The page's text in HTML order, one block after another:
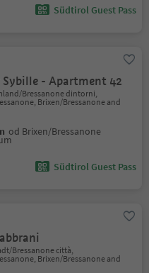
Südtirol Guest Pass
Sybille - Apartment 42
Bressanone dintorni,
Brixen/Bressanone and
od Brixen/Bressanone
Südtirol Guest Pass
Bressanone città,
Brixen/Bressanone and